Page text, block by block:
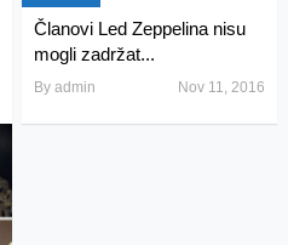
Članovi Led Zeppelina nisu
mogli zadržat...
Byadmin Nov 11, 2016